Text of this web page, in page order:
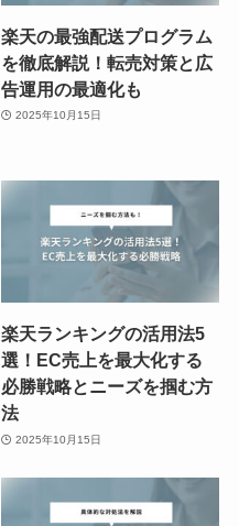
楽天の最強配送プログラム
を徹底解説！転売対策と広
告運用の最適化も
2025年10月15日
楽天ランキングの活用法5
選！EC売上を最大化する
必勝戦略とニーズを掴む方
法
2025年10月15日